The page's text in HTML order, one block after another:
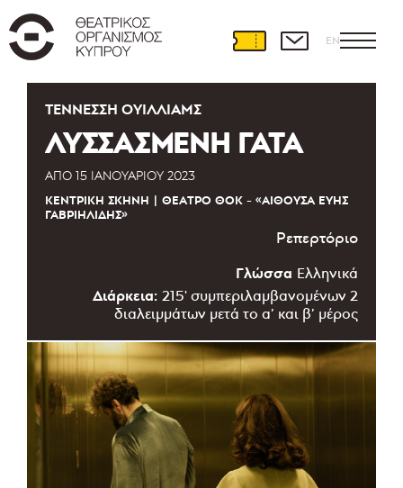
EN
ΤΈΝΝΕΣΣΗ ΟΥΊΛΛΙΑΜΣ
ΛΥΣΣΑΣΜΕΝΗ ΓΑΤΑ
ΑΠΌ 15 ΙΑΝΟΥΑΡΊΟΥ 2023
ΚΕΝΤΡΙΚΉ ΣΚΗΝΉ
ΘΈΑΤΡΟ ΘΟΚ - «ΑΊΘΟΥΣΑ ΕΎΗΣ
ΓΑΒΡΙΗΛΊΔΗΣ»
Ρεπερτόριο
Γλώσσα Ελληνικά
Διάρκεια: 215' συμπεριλαμβανομένων 2
διαλειμμάτων μετά το α’ και β’ μέρος